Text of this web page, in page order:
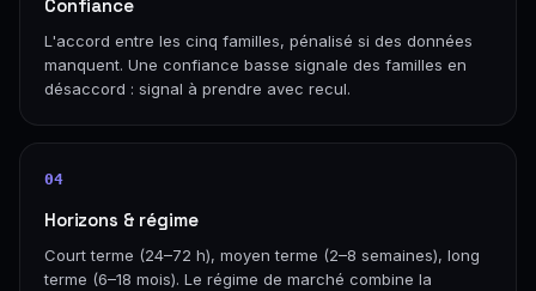
Confiance
L'accord entre les cinq familles, pénalisé si des données
manquent. Une confiance basse signale des familles en
désaccord : signal à prendre avec recul.
04
Horizons & régime
Court terme (24–72 h), moyen terme (2–8 semaines), long
terme (6–18 mois). Le régime de marché combine la